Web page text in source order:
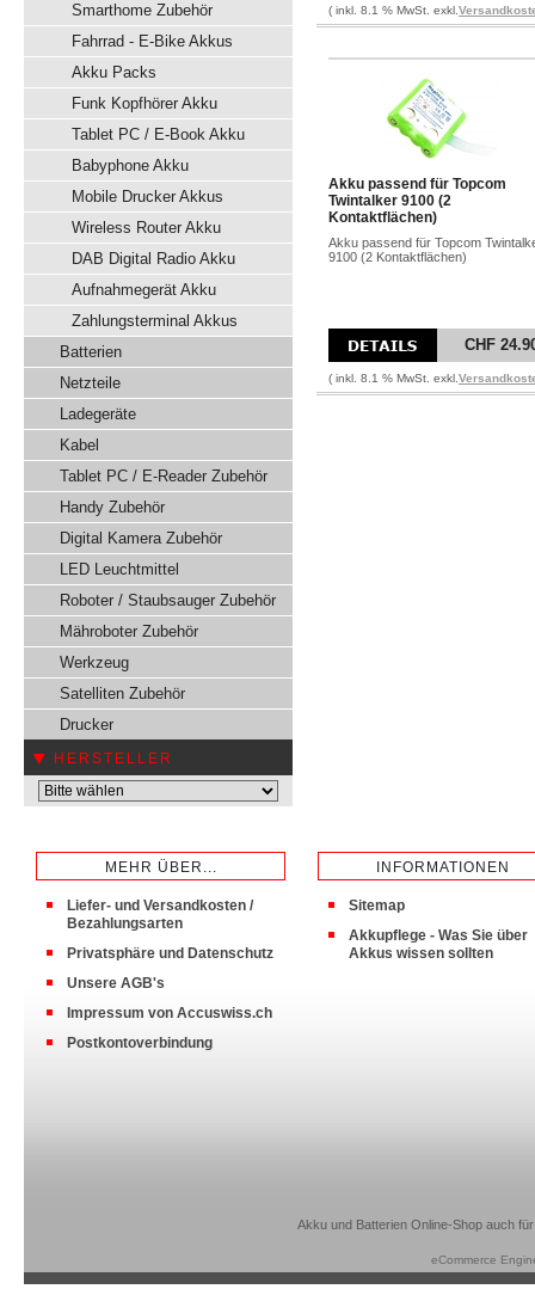
Smarthome Zubehör
Fahrrad - E-Bike Akkus
Akku Packs
Funk Kopfhörer Akku
Tablet PC / E-Book Akku
Babyphone Akku
Mobile Drucker Akkus
Wireless Router Akku
DAB Digital Radio Akku
Aufnahmegerät Akku
Zahlungsterminal Akkus
Batterien
Netzteile
Ladegeräte
Kabel
Tablet PC / E-Reader Zubehör
Handy Zubehör
Digital Kamera Zubehör
LED Leuchtmittel
Roboter / Staubsauger Zubehör
Mähroboter Zubehör
Werkzeug
Satelliten Zubehör
Drucker
HERSTELLER
( inkl. 8.1 % MwSt. exkl.
Akku passend für Topcom
Twintalker 9100 (2
Kontaktflächen)
Akku passend für Topcom
9100 (2 Kontaktflächen)
CHF
( inkl. 8.1 % MwSt. exkl.
MEHR ÜBER...
Liefer- und Versandkosten /
Bezahlungsarten
Privatsphäre und Datenschutz
Unsere AGB's
Impressum von Accuswiss.ch
Postkontoverbindung
INFORMATIONEN
Sitemap
Akkupflege - Was Sie über
Akkus wissen sollten
Akku und Batterien Online-Shop auch
eCommerce